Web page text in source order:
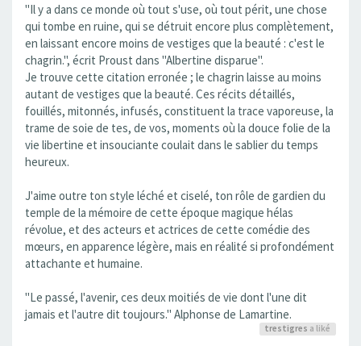
"Il y a dans ce monde où tout s'use, où tout périt, une chose
qui tombe en ruine, qui se détruit encore plus complètement,
en laissant encore moins de vestiges que la beauté : c'est le
chagrin.", écrit Proust dans "Albertine disparue".
Je trouve cette citation erronée ; le chagrin laisse au moins
autant de vestiges que la beauté. Ces récits détaillés,
fouillés, mitonnés, infusés, constituent la trace vaporeuse, la
trame de soie de tes, de vos, moments où la douce folie de la
vie libertine et insouciante coulait dans le sablier du temps
heureux.
J'aime outre ton style léché et ciselé, ton rôle de gardien du
temple de la mémoire de cette époque magique hélas
révolue, et des acteurs et actrices de cette comédie des
mœurs, en apparence légère, mais en réalité si profondément
attachante et humaine.
"Le passé, l'avenir, ces deux moitiés de vie dont l'une dit
jamais et l'autre dit toujours." Alphonse de Lamartine.
trestigres a liké